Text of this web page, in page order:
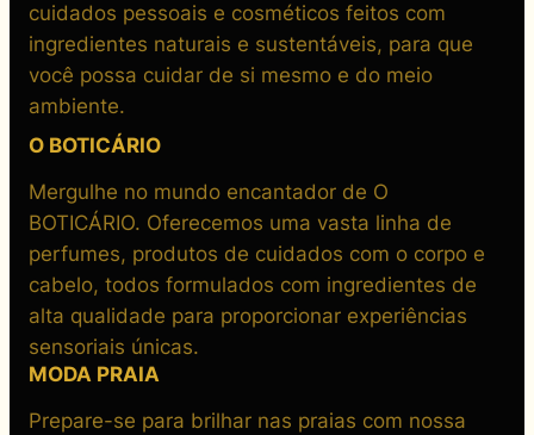
cuidados pessoais e cosméticos feitos com
ingredientes naturais e sustentáveis, para que
você possa cuidar de si mesmo e do meio
ambiente.
O BOTICÁRIO
Mergulhe no mundo encantador de O
BOTICÁRIO. Oferecemos uma vasta linha de
perfumes, produtos de cuidados com o corpo e
cabelo, todos formulados com ingredientes de
alta qualidade para proporcionar experiências
sensoriais únicas.
MODA PRAIA
Prepare-se para brilhar nas praias com nossa